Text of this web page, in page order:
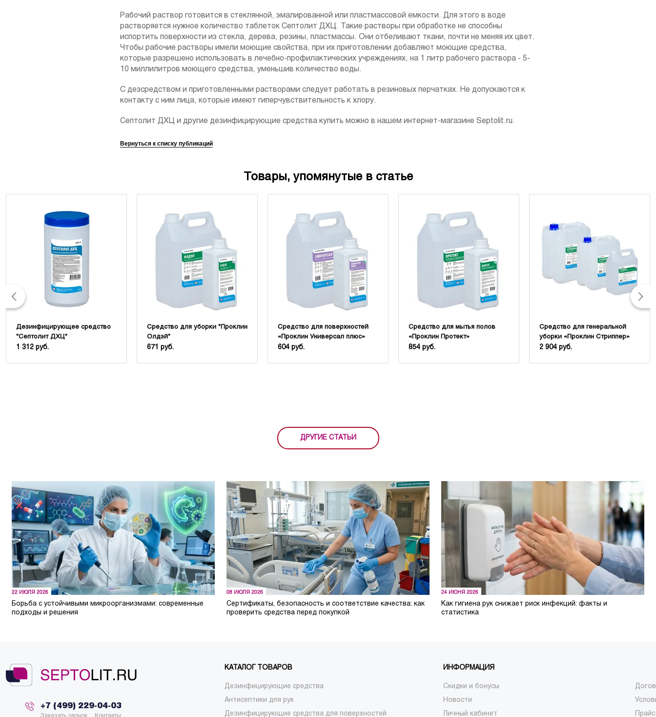
Рабочий раствор готовится в стеклянной, эмалированной или пластмассовой емкости. Для этого в воде
растворяется нужное количество таблеток Септолит ДХЦ. Такие растворы при обработке не способны
испортить поверхности из стекла, дерева, резины, пластмассы. Они отбеливают ткани, почти не меняя их цвет.
Чтобы рабочие растворы имели моющие свойства, при их приготовлении добавляют моющие средства,
которые разрешено использовать в лечебно-профилактических учреждениях, на 1 литр рабочего раствора - 5-
10 миллилитров моющего средства, уменьшив количество воды.
С дезсредством и приготовленными растворами следует работать в резиновых перчатках. Не допускаются к
контакту с ним лица, которые имеют гиперчувствительность к хлору.
Септолит ДХЦ и другие дезинфицирующие средства купить можно в нашем интернет-магазине Septolit.ru.
Вернуться к списку публикаций
Товары, упомянутые в статье
Дезинфицирующее средство
"Септолит ДХЦ"
1 312 руб.
Средство для уборки "Проклин
Олдэй"
671 руб.
Средство для поверхностей
«Проклин Универсал плюс»
604 руб.
Средство для мытья полов
«Проклин Протект»
854 руб.
Средство для генеральной
уборки «Проклин Стриппер»
2 904 руб.
ДРУГИЕ СТАТЬИ
22 ИЮЛЯ 2026
Борьба с устойчивыми микроорганизмами: современные
подходы и решения
08 ИЮЛЯ 2026
Сертификаты, безопасность и соответствие качества: как
проверить средства перед покупкой
24 ИЮНЯ 2026
Как гигиена рук снижает риск инфекций: факты и
статистика
+7 (499) 229-04-03
Заказать звонок Контакты
КАТАЛОГ ТОВАРОВ
Дезинфицирующие средства
Антисептики для рук
Дезинфицирующие средства для поверхностей
ИНФОРМАЦИЯ
Скидки и бонусы
Новости
Личный кабинет